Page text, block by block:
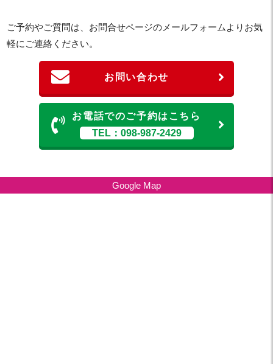
ご予約やご質問は、お問合せページのメールフォームよりお気
軽にご連絡ください。
お問い合わせ
お電話でのご予約はこちら
TEL：098-987-2429
Google Map